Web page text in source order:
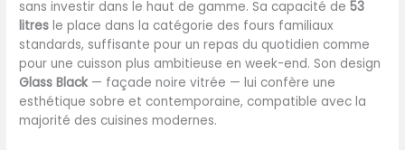
sans compromettre
l'efficacité lors de la
cuisson de vos recettes.
Porte Full Glass : porte avec
3 vitres qui vous empêche
de vous brûler en touchant
la vitre extérieure et ne perd
sans investir dans le haut de gamme. Sa capacité de53
litres le place dans la catégorie des fours familiaux
standards, suffisante pour un repas du quotidien comme
pour une cuisson plus ambitieuse en week-end. Son design
Glass Black— façade noire vitrée — lui confère une
esthétique sobre et contemporaine, compatible avec la
majorité des cuisines modernes.